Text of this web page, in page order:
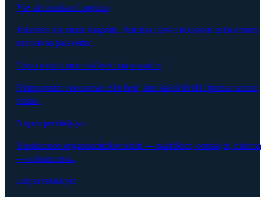
Vie sitoumukset loppuun
Jokainen sitoumus kaapattu. Jumissa olevat nousevat esiin ennen
seuraavaa palaveria.
Nosta esiin tiimien väliset riippuvuudet
Riippuvuudet nousevat esiin heti, kun kaksi tiimiä liputtaa saman
riskin.
Nopea perehdytys
Kuukausien organisaatiokonteksti — päätökset, omistajat, historia
— sekunneissa.
Linjaa tekoälysi